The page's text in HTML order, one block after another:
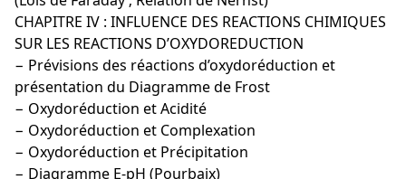
CHAPITRE IV : INFLUENCE DES REACTIONS CHIMIQUES
SUR LES REACTIONS D’OXYDOREDUCTION
− Prévisions des réactions d’oxydoréduction et
présentation du Diagramme de Frost
− Oxydoréduction et Acidité
− Oxydoréduction et Complexation
− Oxydoréduction et Précipitation
− Diagramme E-pH (Pourbaix)